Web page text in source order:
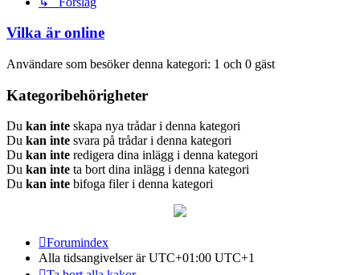
Vilka är online
Användare som besöker denna kategori: 1 och 0 gäst
Kategoribehörigheter
Du kan inte skapa nya trådar i denna kategori
Du kan inte svara på trådar i denna kategori
Du kan inte redigera dina inlägg i denna kategori
Du kan inte ta bort dina inlägg i denna kategori
Du kan inte bifoga filer i denna kategori
Forumindex
Alla tidsangivelser är UTC+01:00 UTC+1